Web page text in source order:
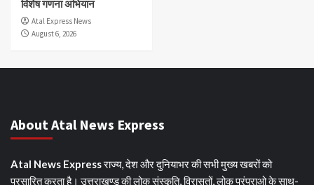
विशेष गणना अभियान
Atal Express News
August 6, 2026
About Atal News Express
Atal News Expressराज्य, देश और दुनियाभर की सभी मुख्य खबरों को
प्रसारित करता है। उत्तराखण्ड की लोक संस्कृति, विरासतों, लोक परंपराओ के साथ-